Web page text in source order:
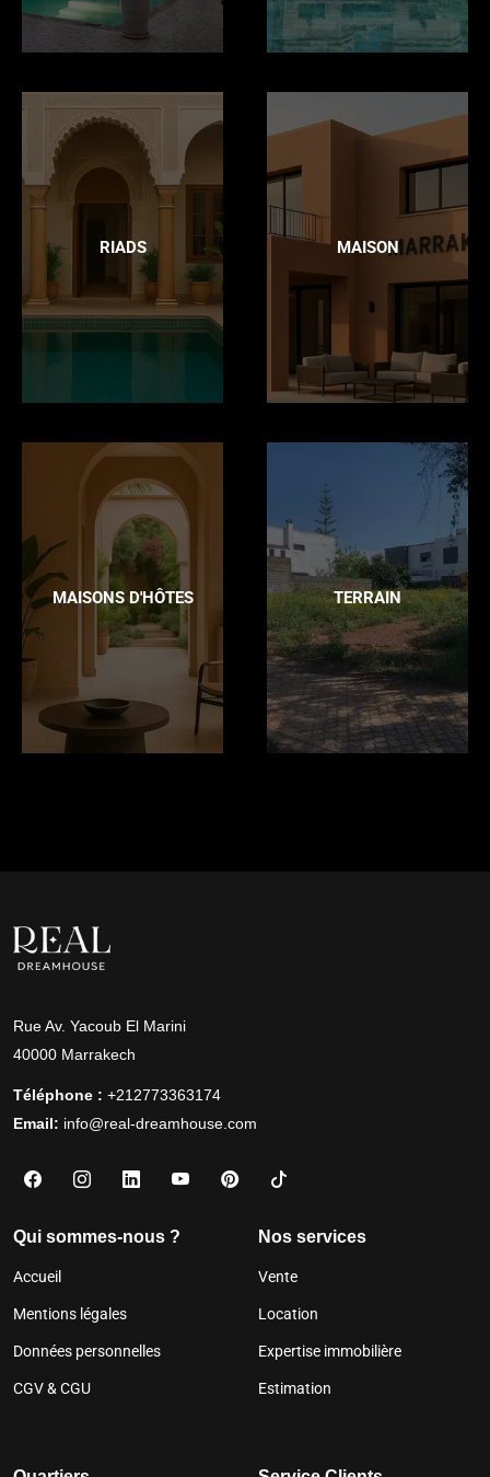
RIADS MAISON
MAISONS D'HÔTES TERRAIN
Rue Av. Yacoub El Marini
40000 Marrakech
Téléphone : +212773363174
Email: info@real-dreamhouse.com
Qui sommes-nous ?
Accueil
Mentions légales
Données personnelles
CGV & CGU
Nos services
Vente
Location
Expertise immobilière
Estimation